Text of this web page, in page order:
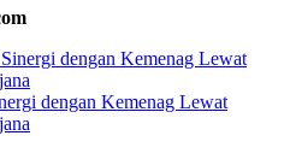
dengan Kemenag Lewat